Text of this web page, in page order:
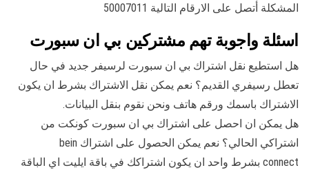
المشكلة أتصل على الارقام التالية 50007011
اسئلة واجوبة تهم مشتركين بي ان سبورت
هل استطيع نقل اشتراك بي ان سبورت لرسيفر جديد في حال
تعطل رسيفري القديم؟ نعم يمكن نقل الاشتراك بشرط ان يكون
الاشتراك باسمك ورقم هاتف ونحن نقوم بنقل البيانات.
هل يمكن ان احصل على اشتراك بي ان سبورت كونكت من
اشتراكي الحالي؟ نعم يمكن الحصول على اشتراك bein
connect بشرط واحد ان يكون اشتراكك في باقة ايليت اي الباقة